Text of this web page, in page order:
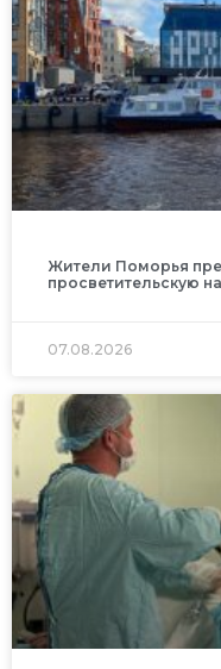
Жители Поморья
просветительскую
07.08.2026